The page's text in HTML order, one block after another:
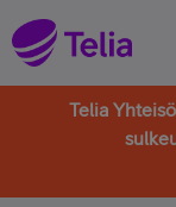
Telia